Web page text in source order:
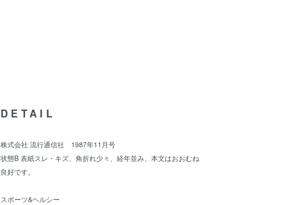
DETAIL
株式会社 流行通信社 1987年11月号
状態B 表紙スレ・キズ、角折れ少々、経年並み、本文はおおむね
良好です。
スポーツ&ヘルシー